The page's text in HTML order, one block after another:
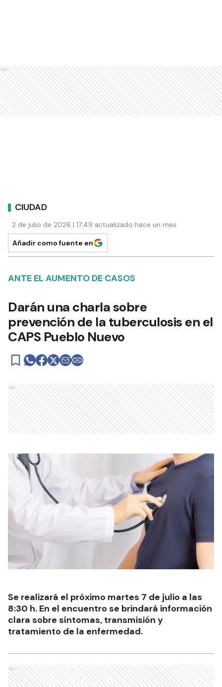
Ads
CIUDAD
2 de julio de 2026 | 17:49 actualizado hace un mes
Añadir como fuente en
ANTE EL AUMENTO DE CASOS
Darán una charla sobre
prevención de la tuberculosis en el
CAPS Pueblo Nuevo
Ads
Se realizará el próximo martes 7 de julio a las
8:30 h. En el encuentro se brindará información
clara sobre síntomas, transmisión y
tratamiento de la enfermedad.
Ads